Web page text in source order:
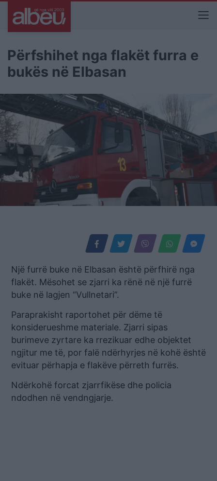
Përfshihet nga flakët furra e
bukës në Elbasan
Një furrë buke në Elbasan është përfhirë nga
flakët. Mësohet se zjarri ka rënë në një furrë
buke në lagjen “Vullnetari”.
Paraprakisht raportohet për dëme të
konsiderueshme materiale. Zjarri sipas
burimeve zyrtare ka rrezikuar edhe objektet
ngjitur me të, por falë ndërhyrjes në kohë është
evituar përhapja e flakëve përreth furrës.
Ndërkohë forcat zjarrfikëse dhe policia
ndodhen në vendngjarje.